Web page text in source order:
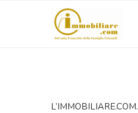
L’IMMOBILIARE.COM.